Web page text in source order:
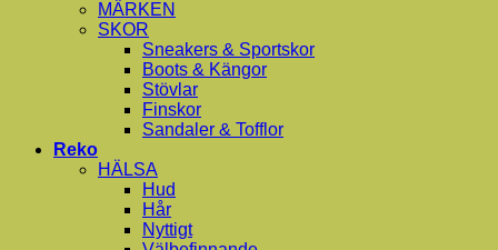
MÄRKEN
SKOR
Sneakers & Sportskor
Boots & Kängor
Stövlar
Finskor
Sandaler & Tofflor
Reko
HÄLSA
Hud
Hår
Nyttigt